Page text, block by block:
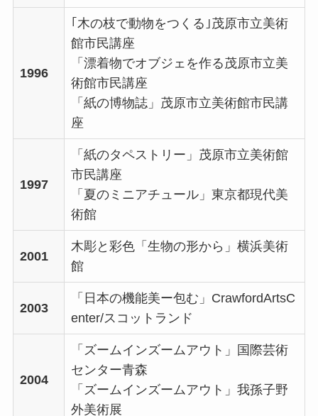
1996
｢木の枝で動物をつくる｣茂原市立美術
館市民講座
「漂着物でオブジェを作る茂原市立美
術館市民講座
「紙の博物誌」茂原市立美術館市民講
座
1997
「紙のタペストリー」茂原市立美術館
市民講座
「夏のミニアチュール」東京都現代美
術館
2001
木彫と彩色「生物の形から」横浜美術
館
2003
「日本の機能美ー包む」CrawfordArtsC
enter/スコットランド
2004
「ズームインズームアウト」国際芸術
センター青森
「ズームインズームアウト」我孫子野
外美術展